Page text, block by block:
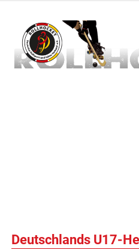
springen
Deutschlands U17-